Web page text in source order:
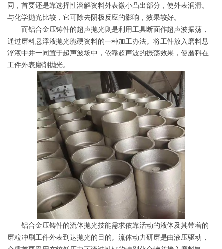
同，首要还是靠选择性溶解资料外表微小凸出部分，使外表润滑。
与化学抛光比较，它可除去阴极反应的影响，效果较好。
而铝合金压铸件的超声抛光则是利用工具断面作超声波振荡，
通过磨料悬浮液抛光脆硬资料的一种加工办法。将工件放入磨料悬
浮液中并一同置于超声波场中，依靠超声波的振荡效果，使磨料在
工件外表磨削抛光。
铝合金压铸件的流体抛光技能需求依靠活动的液体及其带着的
磨粒冲刷工件外表到达抛光的目的。流体动力研磨是由液压驱动，